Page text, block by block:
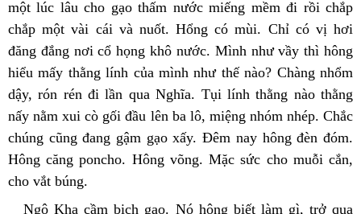
một lúc lâu cho gạo thấm nước miếng mềm đi rồi chắp
chắp một vài cái và nuốt. Hổng có mùi. Chỉ có vị hơi
đăng đắng nơi cổ họng khô nước. Mình như vầy thì hông
hiểu mấy thằng lính của mình như thế nào? Chàng nhổm
dậy, rón rén đi lần qua Nghĩa. Tụi lính thằng nào thằng
nấy nằm xui cò gối đầu lên ba lô, miệng nhóm nhép. Chắc
chúng cũng đang gậm gạo xấy. Đêm nay hông đèn đóm.
Hông căng poncho. Hông võng. Mặc sức cho muỗi cắn,
cho vắt búng.
Ngô Kha cầm bịch gạo. Nó hông biết làm gì, trở qua